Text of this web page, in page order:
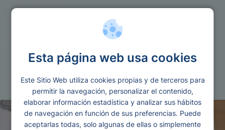
Esta página web usa cookies
Este Sitio Web utiliza cookies propias y de terceros para
permitir la navegación, personalizar el contenido,
elaborar información estadística y analizar sus hábitos
de navegación en función de sus preferencias. Puede
aceptarlas todas, solo algunas de ellas o simplemente
Prestamos capital privado en espana
particulares